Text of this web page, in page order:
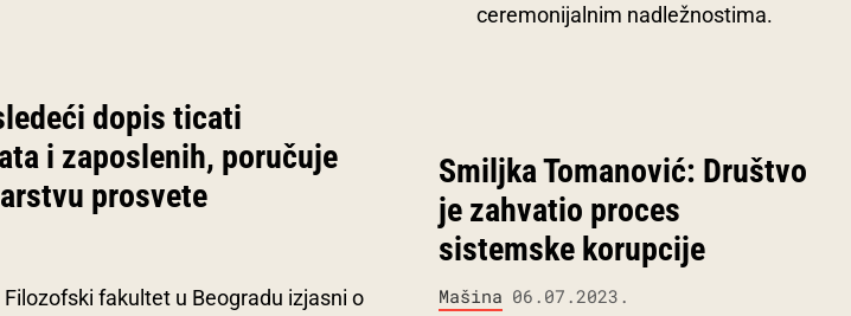
ceremonijalnim nadležnostima.
dopis ticati
i zaposlenih, poručuje
prosvete
fakultet u Beogradu izjasni o
Smiljka Tomanović: Društvo
je zahvatio proces
sistemske korupcije
Mašina 06.07.2023.